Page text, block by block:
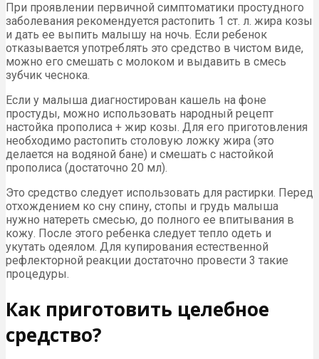
При проявлении первичной симптоматики простудного
заболевания рекомендуется растопить 1 ст. л. жира козы
и дать ее выпить малышу на ночь. Если ребенок
отказывается употреблять это средство в чистом виде,
можно его смешать с молоком и выдавить в смесь
зубчик чеснока.
Если у малыша диагностирован кашель на фоне
простуды, можно использовать народный рецепт
настойка прополиса + жир козы. Для его приготовления
необходимо растопить столовую ложку жира (это
делается на водяной бане) и смешать с настойкой
прополиса (достаточно 20 мл).
Это средство следует использовать для растирки. Перед
отхождением ко сну спину, стопы и грудь малыша
нужно натереть смесью, до полного ее впитывания в
кожу. После этого ребенка следует тепло одеть и
укутать одеялом. Для купирования естественной
рефлекторной реакции достаточно провести 3 такие
процедуры.
Как приготовить целебное
средство?